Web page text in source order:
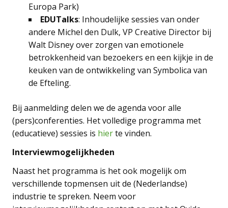
Europa Park)
EDUTalks: Inhoudelijke sessies van onder
andere Michel den Dulk, VP Creative Director bij
Walt Disney over zorgen van emotionele
betrokkenheid van bezoekers en een kijkje in de
keuken van de ontwikkeling van Symbolica van
de Efteling.
Bij aanmelding delen we de agenda voor alle
(pers)conferenties. Het volledige programma met
(educatieve) sessies is hierte vinden.
Interviewmogelijkheden
Naast het programma is het ook mogelijk om
verschillende topmensen uit de (Nederlandse)
industrie te spreken. Neem voor